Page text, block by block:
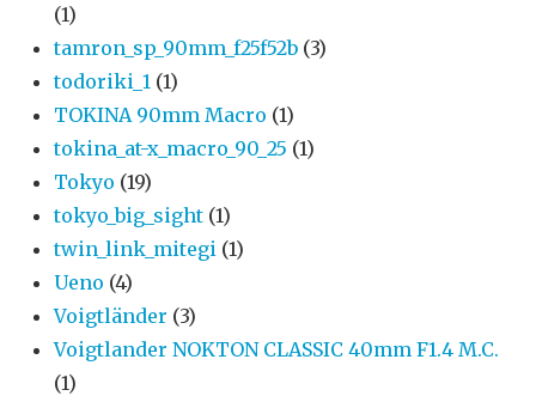
(1)
tamron_sp_90mm_f25f52b (3)
todoriki_1 (1)
TOKINA 90mm Macro (1)
tokina_at-x_macro_90_25 (1)
Tokyo (19)
tokyo_big_sight (1)
twin_link_mitegi (1)
Ueno (4)
Voigtländer (3)
Voigtlander NOKTON CLASSIC 40mm F1.4 M.C.
(1)